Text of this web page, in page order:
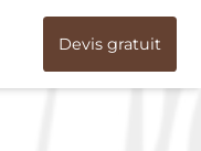
Devis gratuit